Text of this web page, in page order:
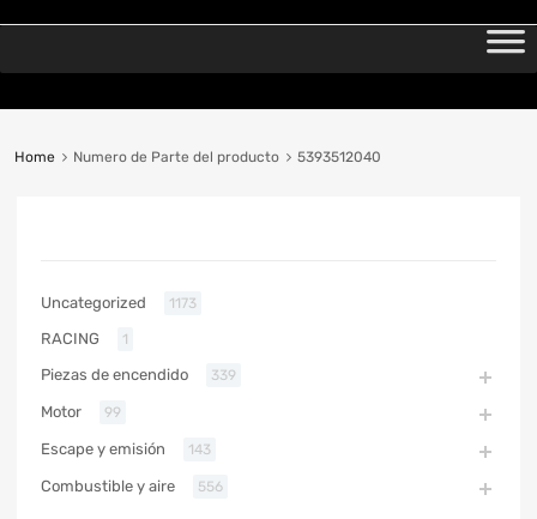
Home Numero de Parte del producto 5393512040
Uncategorized 1173
RACING 1
Piezas de encendido 339
Motor 99
Escape y emisión 143
Combustible y aire 556